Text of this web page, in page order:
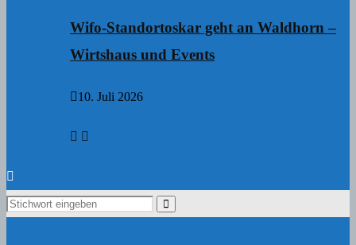
Wifo-Standortoskar geht an Waldhorn –
Wirtshaus und Events
10. Juli 2026
Search
Search